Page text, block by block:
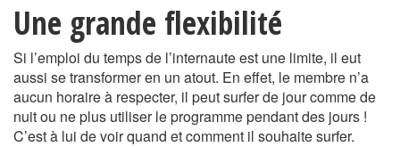
Une grande flexibilité
Si l’emploi du temps de l’internaute est une limite, il eut
aussi se transformer en un atout. En effet, le membre n’a
aucun horaire à respecter, il peut surfer de jour comme de
nuit ou ne plus utiliser le programme pendant des jours !
C’est à lui de voir quand et comment il souhaite surfer.